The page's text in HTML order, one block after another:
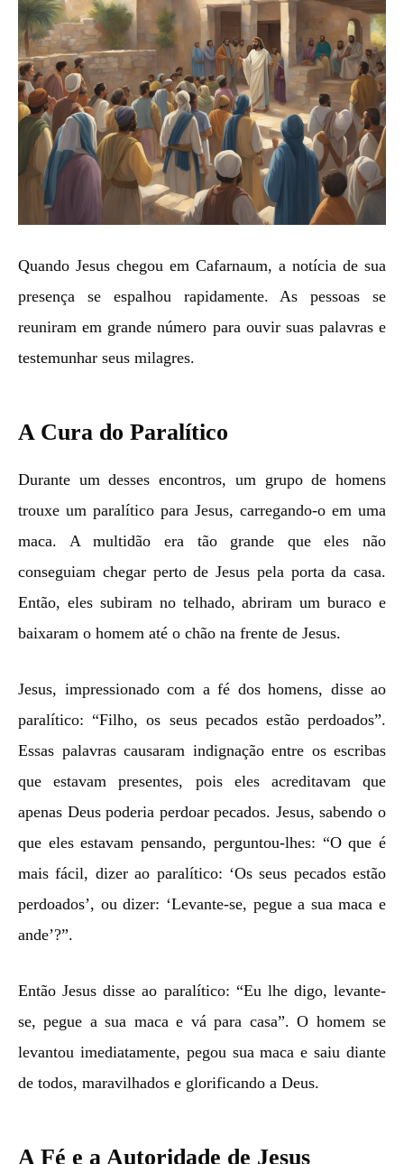
Quando Jesus chegou em Cafarnaum, a notícia de sua
presença se espalhou rapidamente. As pessoas se
reuniram em grande número para ouvir suas palavras e
testemunhar seus milagres.
A Cura do Paralítico
Durante um desses encontros, um grupo de homens
trouxe um paralítico para Jesus, carregando-o em uma
maca. A multidão era tão grande que eles não
conseguiam chegar perto de Jesus pela porta da casa.
Então, eles subiram no telhado, abriram um buraco e
baixaram o homem até o chão na frente de Jesus.
Jesus, impressionado com a fé dos homens, disse ao
paralítico: “Filho, os seus pecados estão perdoados”.
Essas palavras causaram indignação entre os escribas
que estavam presentes, pois eles acreditavam que
apenas Deus poderia perdoar pecados. Jesus, sabendo o
que eles estavam pensando, perguntou-lhes: “O que é
mais fácil, dizer ao paralítico: ‘Os seus pecados estão
perdoados’, ou dizer: ‘Levante-se, pegue a sua maca e
ande’?”.
Então Jesus disse ao paralítico: “Eu lhe digo, levante-
se, pegue a sua maca e vá para casa”. O homem se
levantou imediatamente, pegou sua maca e saiu diante
de todos, maravilhados e glorificando a Deus.
A Fé e a Autoridade de Jesus